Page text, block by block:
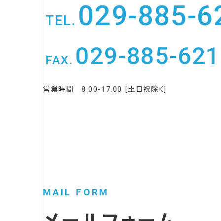
TEL. 029-885-
FAX. 029-885-
営業時間 8:00-17:00 [土日祝除く]
MAIL FORM